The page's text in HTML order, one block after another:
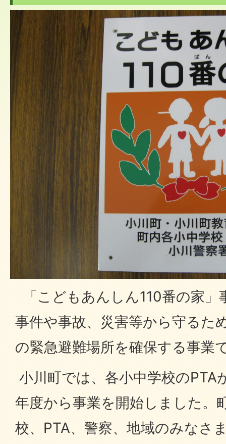
「こどもあんしん110番の家
事件や事故、災害等から守るた
の緊急避難場所を確保する事業
小川町では、各小中学校のPTA
年度から事業を開始しました。
校、PTA、警察、地域のみなさ